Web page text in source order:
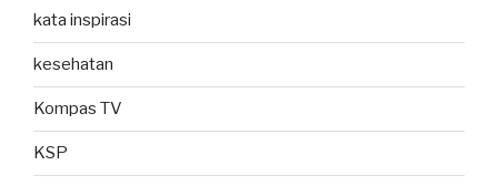
kata inspirasi
kesehatan
Kompas TV
KSP